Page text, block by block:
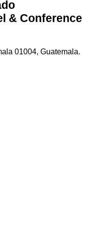
& Conference
01004, Guatemala.